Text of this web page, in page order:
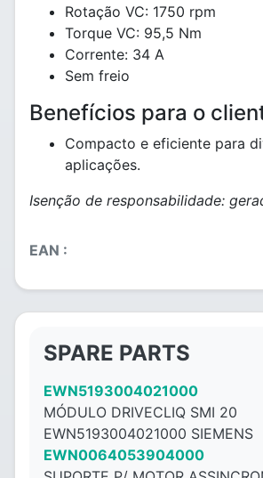
Rotação VC: 1750 rpm
Torque VC: 95,5 Nm
Corrente: 34 A
Sem freio
Benefícios para o
Compacto e eficiente para
aplicações.
Isenção de responsabilidade:
EAN :
SPARE PARTS
EWN5193004021000
MÓDULO DRIVECLIQ SMI 20
EWN5193004021000 SIEMENS
EWN0064053904000